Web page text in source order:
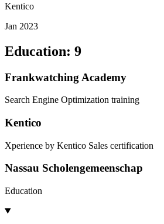
Kentico
Jan 2023
Education: 9
Frankwatching Academy
Search Engine Optimization training
Kentico
Xperience by Kentico Sales certification
Nassau Scholengemeenschap
Education